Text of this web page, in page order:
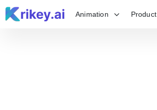
Animation Product